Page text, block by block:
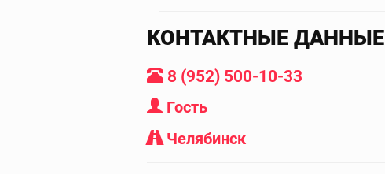
КОНТАКТНЫЕ ДАННЫЕ
8 (952) 500-10-33
Гость
Челябинск